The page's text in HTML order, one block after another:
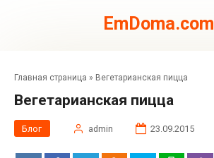
EmDoma.com
Главная страница » Вегетарианская пицца
Вегетарианская пицца
Блог admin 23.09.2015